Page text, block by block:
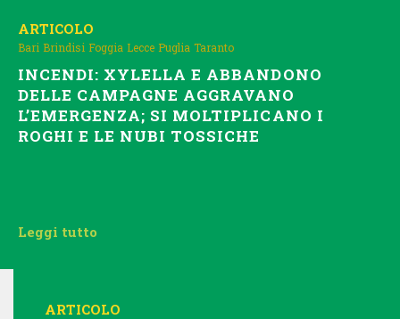
ARTICOLO
Bari Brindisi Foggia Lecce Puglia Taranto
INCENDI: XYLELLA E ABBANDONO
DELLE CAMPAGNE AGGRAVANO
L’EMERGENZA; SI MOLTIPLICANO I
ROGHI E LE NUBI TOSSICHE
Leggi tutto
ARTICOLO